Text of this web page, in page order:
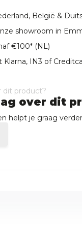
België &
showroom in
€100* (NL)
IN3 of
over dit
helpt je graag